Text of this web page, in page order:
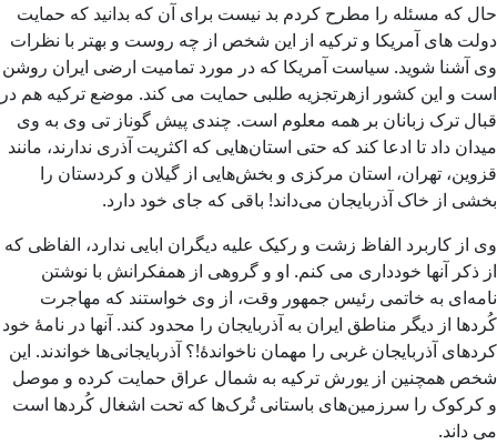
حال که مسئله را مطرح کردم بد نیست برای آن که بدانید که حمایت
دولت های آمریکا و ترکیه از این شخص از چه روست و بهتر با نظرات
وی آشنا شوید. سیاست آمریکا که در مورد تمامیت ارضی ایران روشن
است و این کشور ازهرتجزیه طلبی حمایت می کند. موضع ترکیه هم در
قبال ترک زبانان بر همه معلوم است. چندی پیش گوناز تی وی به وی
میدان داد تا ادعا کند که حتی استان‌هایی که اکثریت آذری ندارند، مانند
قزوین، تهران، استان مرکزی و بخش‌هایی از گیلان و کردستان را
بخشی از خاک آذربایجان می‌داند! باقی که جای خود دارد.
وی از کاربرد الفاظ زشت و رکیک علیه دیگران ابایی ندارد، الفاظی که
از ذکر آنها خودداری می کنم. او و گروهی از همفکرانش با نوشتن
نامه‌ای به خاتمی رئیس جمهور وقت، از وی خواستند که مهاجرت
کُردها از دیگر مناطق ایران به آذربایجان را محدود کند. آنها در نامۀ خود
کردهای آذربایجان غربی را مهمان ناخواندۀ!؟ آذربایجانی‌ها خواندند. این
شخص همچنین از یورش ترکیه به شمال عراق حمایت کرده و موصل
و کرکوک را سرزمین‌های باستانی تُرک‌ها که تحت اشغال کُردها است
می داند.